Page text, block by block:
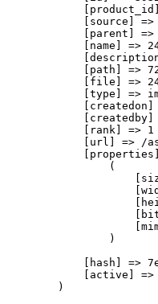
[source] =>
[parent] =>
[name] =>
[path] =>
[file] =>
[type] =>
[createdby]
            [rank] => 1
[url] => /
                (
                )
[hash] =>
[active] =>
        )